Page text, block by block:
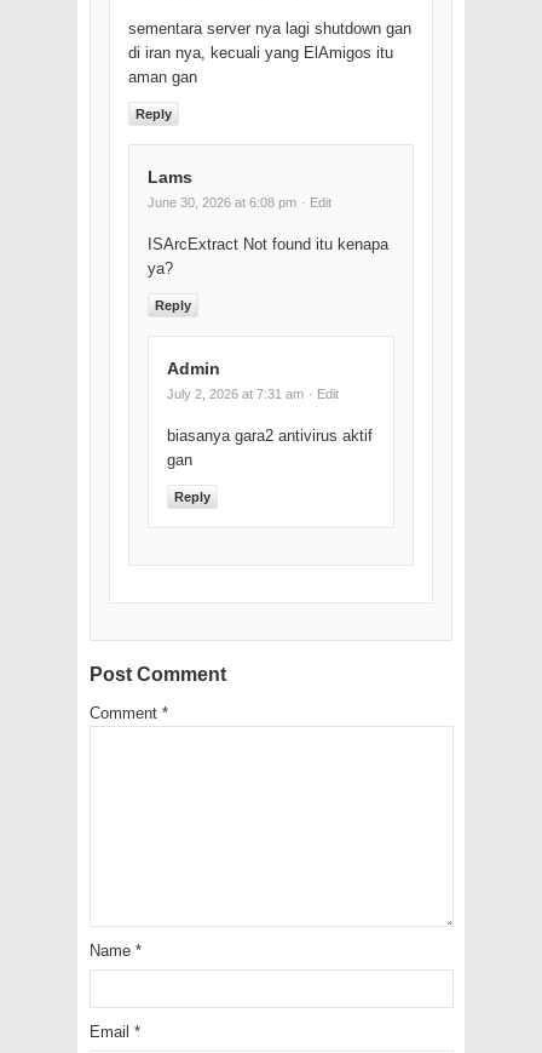
sementara server nya lagi shutdown gan
di iran nya, kecuali yang ElAmigos itu
aman gan
Reply
Lams
June 30, 2026 at 6:08 pm · Edit
ISArcExtract Not found itu kenapa
ya?
Reply
Admin
July 2, 2026 at 7:31 am · Edit
biasanya gara2 antivirus aktif
gan
Reply
Post Comment
Comment *
Name *
Email *